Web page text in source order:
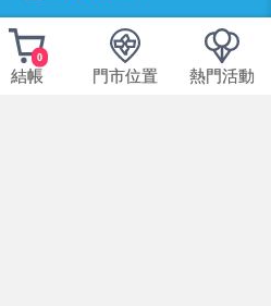
0
結帳 門市位置 熱門活動